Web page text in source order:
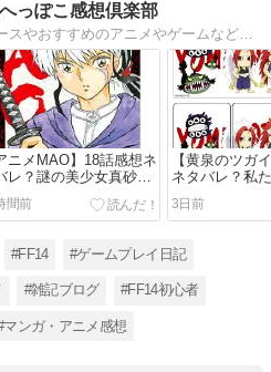
っぽこ感想倶楽部
昨日の出来事、今日のニュースやおすすめのアニメやゲームなどの面白い？つまらない？感想を中心にしただらだらブログです
ニメMAO】18話感想ネ
レ？謎の美少女真砂様
死は？
間前
【黄泉のツガ
ネタバレ？私
騙された！
3日前
#FF14 #ゲームプレイ日記
#雑記ブログ #FF14初心者
マンガ・アニメ感想